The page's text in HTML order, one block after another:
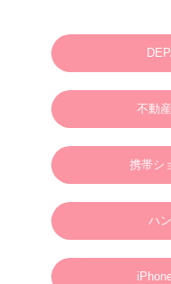
N様 2025年7月 ウェディングフ
M様 2025年4月 ウェディングフ
英語やタガログ語を話せる方向
なりますので、衣装などは全て
新年のご挨拶
謹んで新年のご挨拶を申し上げま
旧年中は格別のご支援、ご愛顧
新しい年が、皆さまにとりまし
2025年1月1日
ボラカイウェディングフォト一同
不動
携帯シ
ハ